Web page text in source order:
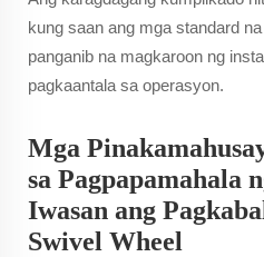
kung saan ang mga standard
panganib na magkaroon ng
pagkaantala sa operasyon.
Mga
sa Pagpapamahala
Iwasan ang
Swivel Wheel